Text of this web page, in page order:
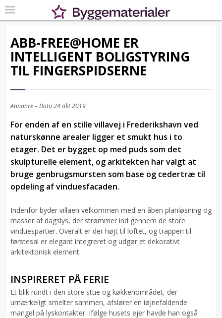
ABB-FREE@HOME ER
INTELLIGENT BOLIGSTYRING
TIL FINGERSPIDSERNE
Annonce – Dato24 okt 2019
For enden af en stille villavej i Frederikshavn ved
naturskønne arealer ligger et smukt hus i to
etager. Det er bygget op med puds som det
skulpturelle element, og arkitekten har valgt at
bruge genbrugsmursten som base og cedertræ til
opdeling af vinduesfacaden.
Indenfor byder villaen velkommen med en åben planløsning og
masser af dagslys, der strømmer ind gennem de store
vinduespartier. Overalt er der højt til loftet, og trappen til
førstesal er elegant integreret og udgør et dekorativt
arkitektonisk element.
INSPIRERET PÅ FERIE
Et blik rundt i den store stue og køkkenområdet, der
umærkeligt smelter sammen, afslører en iøjnefaldende
mangel på lyskontakter. Ifølge husets ejer havde han også